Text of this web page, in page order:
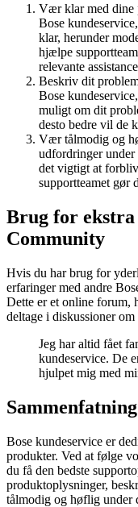
Vær klar med dine
Bose
klar, herunder
hjælpe
relevante
Beskriv dit
Bose
muligt om dit
desto bedre vil de
Vær tålmodig og
udfordringer
det vigtigt at
supportteamet gør
Brug for
Community
Hvis du har brug for
erfaringer med andre
Dette er et online forum,
deltage i diskussioner
Jeg har altid fået
kundeservice. De
hjulpet mig med
Sammenfatning
Bose kundeservice er
produkter. Ved at følge
du få den bedste
produktoplysninger,
tålmodig og høflig under